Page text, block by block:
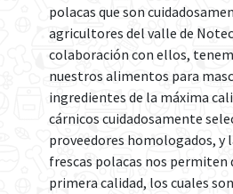
polacas que son
agricultores del valle de
colaboración con ellos,
nuestros alimentos para
ingredientes de la máxima
cárnicos cuidadosamente
proveedores homologados, y
frescas polacas nos
primera calidad, los cuales